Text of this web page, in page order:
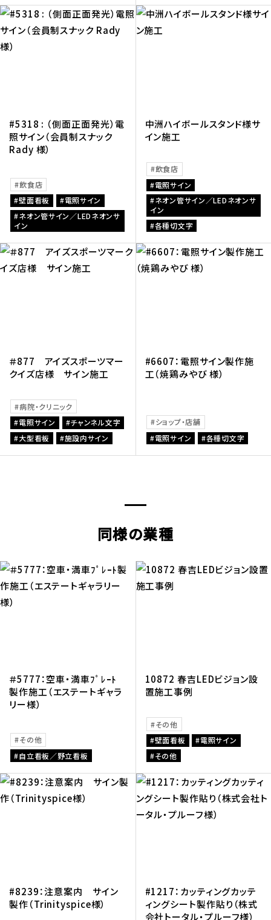
#5318 : （側面正面発光）電
照サイン（会員制スナック
Rady 様）
飲食店
壁面看板
電照サイン
ネオン管サイン／LEDネオンサ
イン
中洲ハイボールスタンド様サ
イン施工
飲食店
電照サイン
ネオン管サイン／LEDネオンサ
イン
各種切文字
＃877 アイズスポーツマー
クイズ店様 サイン施工
病院・クリニック
電照サイン
チャンネル文字
大型看板
施設内サイン
#6607：電照サイン製作施
工（焼鶏みやび 様）
ショップ・店舗
電照サイン
各種切文字
同様の業種
＃5777：空車・満車ﾌﾟﾚｰﾄ
製作施工（エステートギャラ
リー様）
その他
自立看板／野立看板
10872 春吉LEDビジョン設
置施工事例
その他
壁面看板
電照サイン
その他
#8239：注意案内 サイン
製作（Trinityspice様）
#1217：カッティングカッテ
ィングシート製作貼り（株式
会社トータル・プルーフ様）